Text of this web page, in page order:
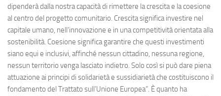
dipenderà dalla nostra capacità di rimettere la crescita e la coesione
al centro del progetto comunitario. Crescita significa investire nel
capitale umano, nell’innovazione e in una competitività orientata alla
sostenibilità. Coesione significa garantire che questi investimenti
siano equi e inclusivi, affinché nessun cittadino, nessuna regione,
nessun territorio venga lasciato indietro. Solo così si può dare piena
attuazione ai principi di solidarietà e sussidiarietà che costituiscono il
fondamento del Trattato sull’Unione Europea”. È quanto ha